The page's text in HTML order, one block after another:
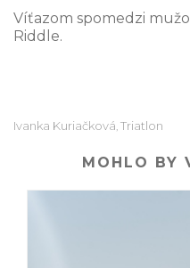
Víťazom spomedzi
Riddle.
Ivanka Kuriačková, Triatlon
MOHLO BY